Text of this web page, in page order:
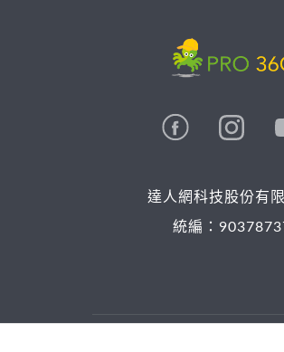
達人網科技股份有
統編：